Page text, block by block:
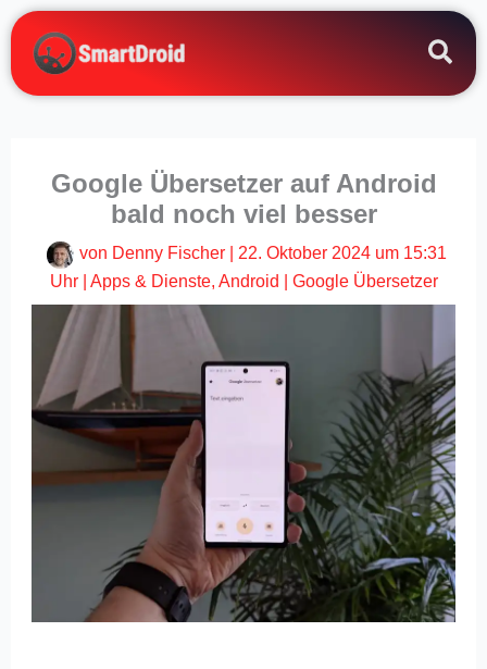
Zum
Inhalt
springen
Google Übersetzer auf Android
bald noch viel besser
von Denny Fischer
22. Oktober 2024 um 15:31
Uhr| Apps & Dienste, Android Google Übersetzer